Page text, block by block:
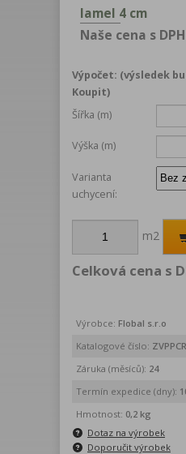
lamel 4 cm
Naše cena s
Výpočet: (výsledek
Koupit)
Šířka (m)
Výška (m)
Varianta
uchycení:
m2
Celková cena s
Výrobce: Flobal s.r.o
Katalogové číslo:
Záruka (měsíců): 24
Termín expedice (dny):
Hmotnost: 0,2 kg
Dotaz na výrobek
Doporučit výrobek